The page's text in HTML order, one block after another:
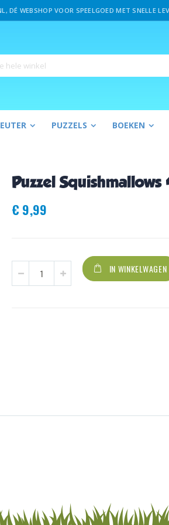
DÉ WEBSHOP VOOR SPEELGOED MET SNELLE
PUZZELS BOEKEN
Puzzel
€ 9,99
IN WINKELWAGEN